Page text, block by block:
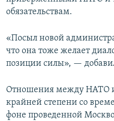
обязательствам.
«Посыл новой
что она тоже желает
позиции силы», —
Отношения между НАТО
крайней степени со
фоне проведенной